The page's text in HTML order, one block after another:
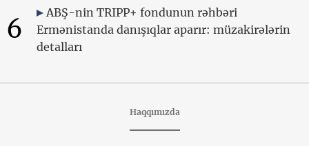
6
ABŞ-nin TRIPP+ fondunun rəhbəri
Ermənistanda danışıqlar aparır: müzakirələrin
detalları
Haqqımızda